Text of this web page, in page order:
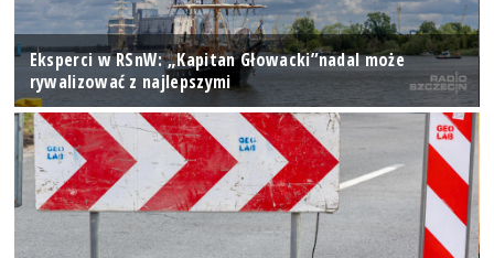
Eksperci w RSnW: „Kapitan Głowacki”nadal może
rywalizować z najlepszymi